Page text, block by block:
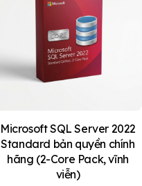
Microsoft SQL Server 2022
Standard bản quyền chính
hãng (2-Core Pack, vĩnh
viễn)